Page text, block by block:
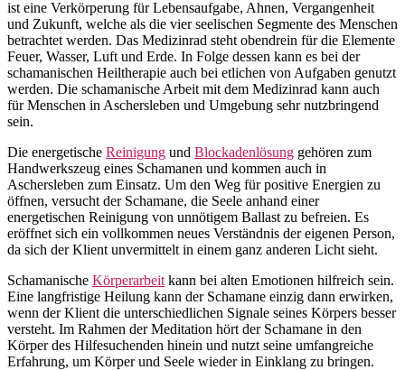
ist eine Verkörperung für Lebensaufgabe, Ahnen, Vergangenheit
und Zukunft, welche als die vier seelischen Segmente des Menschen
betrachtet werden. Das Medizinrad steht obendrein für die Elemente
Feuer, Wasser, Luft und Erde. In Folge dessen kann es bei der
schamanischen Heiltherapie auch bei etlichen von Aufgaben genutzt
werden. Die schamanische Arbeit mit dem Medizinrad kann auch
für Menschen in Aschersleben und Umgebung sehr nutzbringend
sein.
Die energetische Reinigung und Blockadenlösung gehören zum
Handwerkszeug eines Schamanen und kommen auch in
Aschersleben zum Einsatz. Um den Weg für positive Energien zu
öffnen, versucht der Schamane, die Seele anhand einer
energetischen Reinigung von unnötigem Ballast zu befreien. Es
eröffnet sich ein vollkommen neues Verständnis der eigenen Person,
da sich der Klient unvermittelt in einem ganz anderen Licht sieht.
Schamanische Körperarbeit kann bei alten Emotionen hilfreich sein.
Eine langfristige Heilung kann der Schamane einzig dann erwirken,
wenn der Klient die unterschiedlichen Signale seines Körpers besser
versteht. Im Rahmen der Meditation hört der Schamane in den
Körper des Hilfesuchenden hinein und nutzt seine umfangreiche
Erfahrung, um Körper und Seele wieder in Einklang zu bringen.